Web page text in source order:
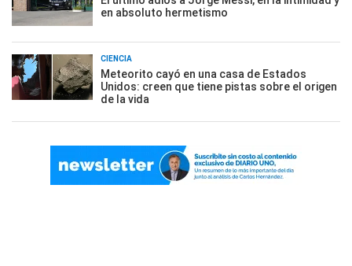
en absoluto hermetismo
CIENCIA
Meteorito cayó en una casa de Estados
Unidos: creen que tiene pistas sobre el origen
de la vida